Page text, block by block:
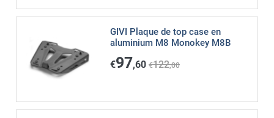
GIVI Plaque de top case en
aluminium M8 Monokey M8B
€97,60 €122,00